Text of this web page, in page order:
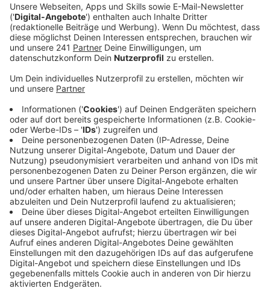
Mit ihrem Debüt-Album ist Freya Ridings im letzten
Jahr richtig durchgestartet. "Castles" spielen wir
Rotation. "Love is Fire". Die ist etwas ruhiger, aber
immer noch wunderbar poppig. "Als ich ihn geschrieben
habe, wollte ich einen Song der die Angst und
Aufregung wiederspiegelt, wenn man jemanden kennen
lernt", erzählt die Britin im Interview mit uns. "In den
letzten zwei Jahren war es immer der Song, zu dem
ich auf die Bühne gekommen bin. Er macht mich so
glücklich." Glücksgefühle verbreiten wir natürlich gerne
mit.
Anzeige